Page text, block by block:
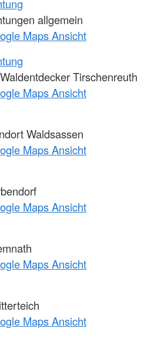
allgemein
Maps Ansicht
Tirschenreuth
Maps Ansicht
Waldsassen
Maps Ansicht
Maps Ansicht
Maps Ansicht
Maps Ansicht